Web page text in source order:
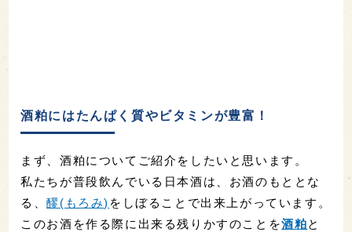
酒粕にはたんぱく質やビタミンが豊富！
まず、酒粕についてご紹介をしたいと思います。
私たちが普段飲んでいる日本酒は、お酒のもととな
る、醪(もろみ) をしぼることで出来上がっています。
このお酒を作る際に出来る残りかすのことを酒粕と